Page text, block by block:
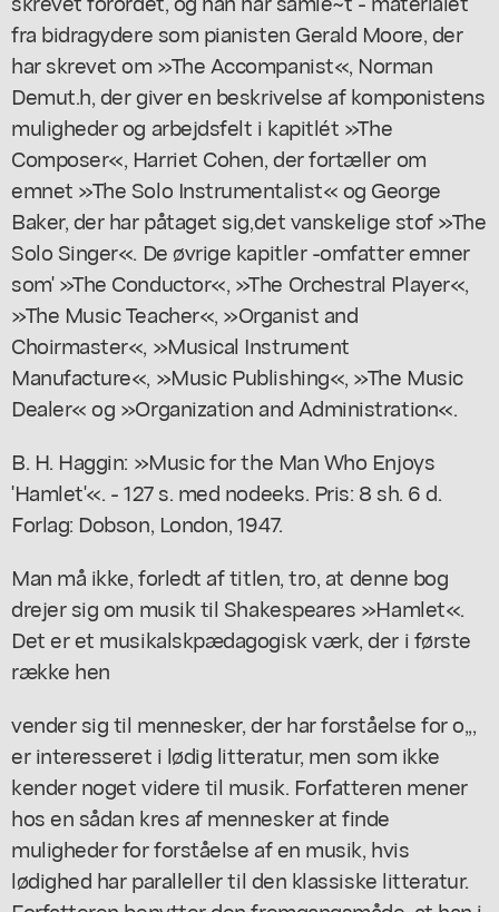
fra bidragydere som pianisten Gerald Moore, der
har skrevet om »The Accompanist«, Norman
Demut.h, der giver en beskrivelse af komponistens
muligheder og arbejdsfelt i kapitlét »The
Composer«, Harriet Cohen, der fortæller om
emnet »The Solo Instrumentalist« og George
Baker, der har påtaget sig,det vanskelige stof »The
Solo Singer«. De øvrige kapitler -omfatter emner
som' »The Conductor«, »The Orchestral Player«,
»The Music Teacher«, »Organist and
Choirmaster«, »Musical Instrument
Manufacture«, »Music Publishing«, »The Music
Dealer« og »Organization and Administration«.
B. H. Haggin: »Music for the Man Who Enjoys
'Hamlet'«. - 127 s. med nodeeks. Pris: 8 sh. 6 d.
Forlag: Dobson, London, 1947.
Man må ikke, forledt af titlen, tro, at denne bog
drejer sig om musik til Shakespeares »Hamlet«.
Det er et musikalskpædagogisk værk, der i første
række hen
vender sig til mennesker, der har forståelse for o,,,
er interesseret i lødig litteratur, men som ikke
kender noget videre til musik. Forfatteren mener
hos en sådan kres af mennesker at finde
muligheder for forståelse af en musik, hvis
lødighed har paralleller til den klassiske litteratur.